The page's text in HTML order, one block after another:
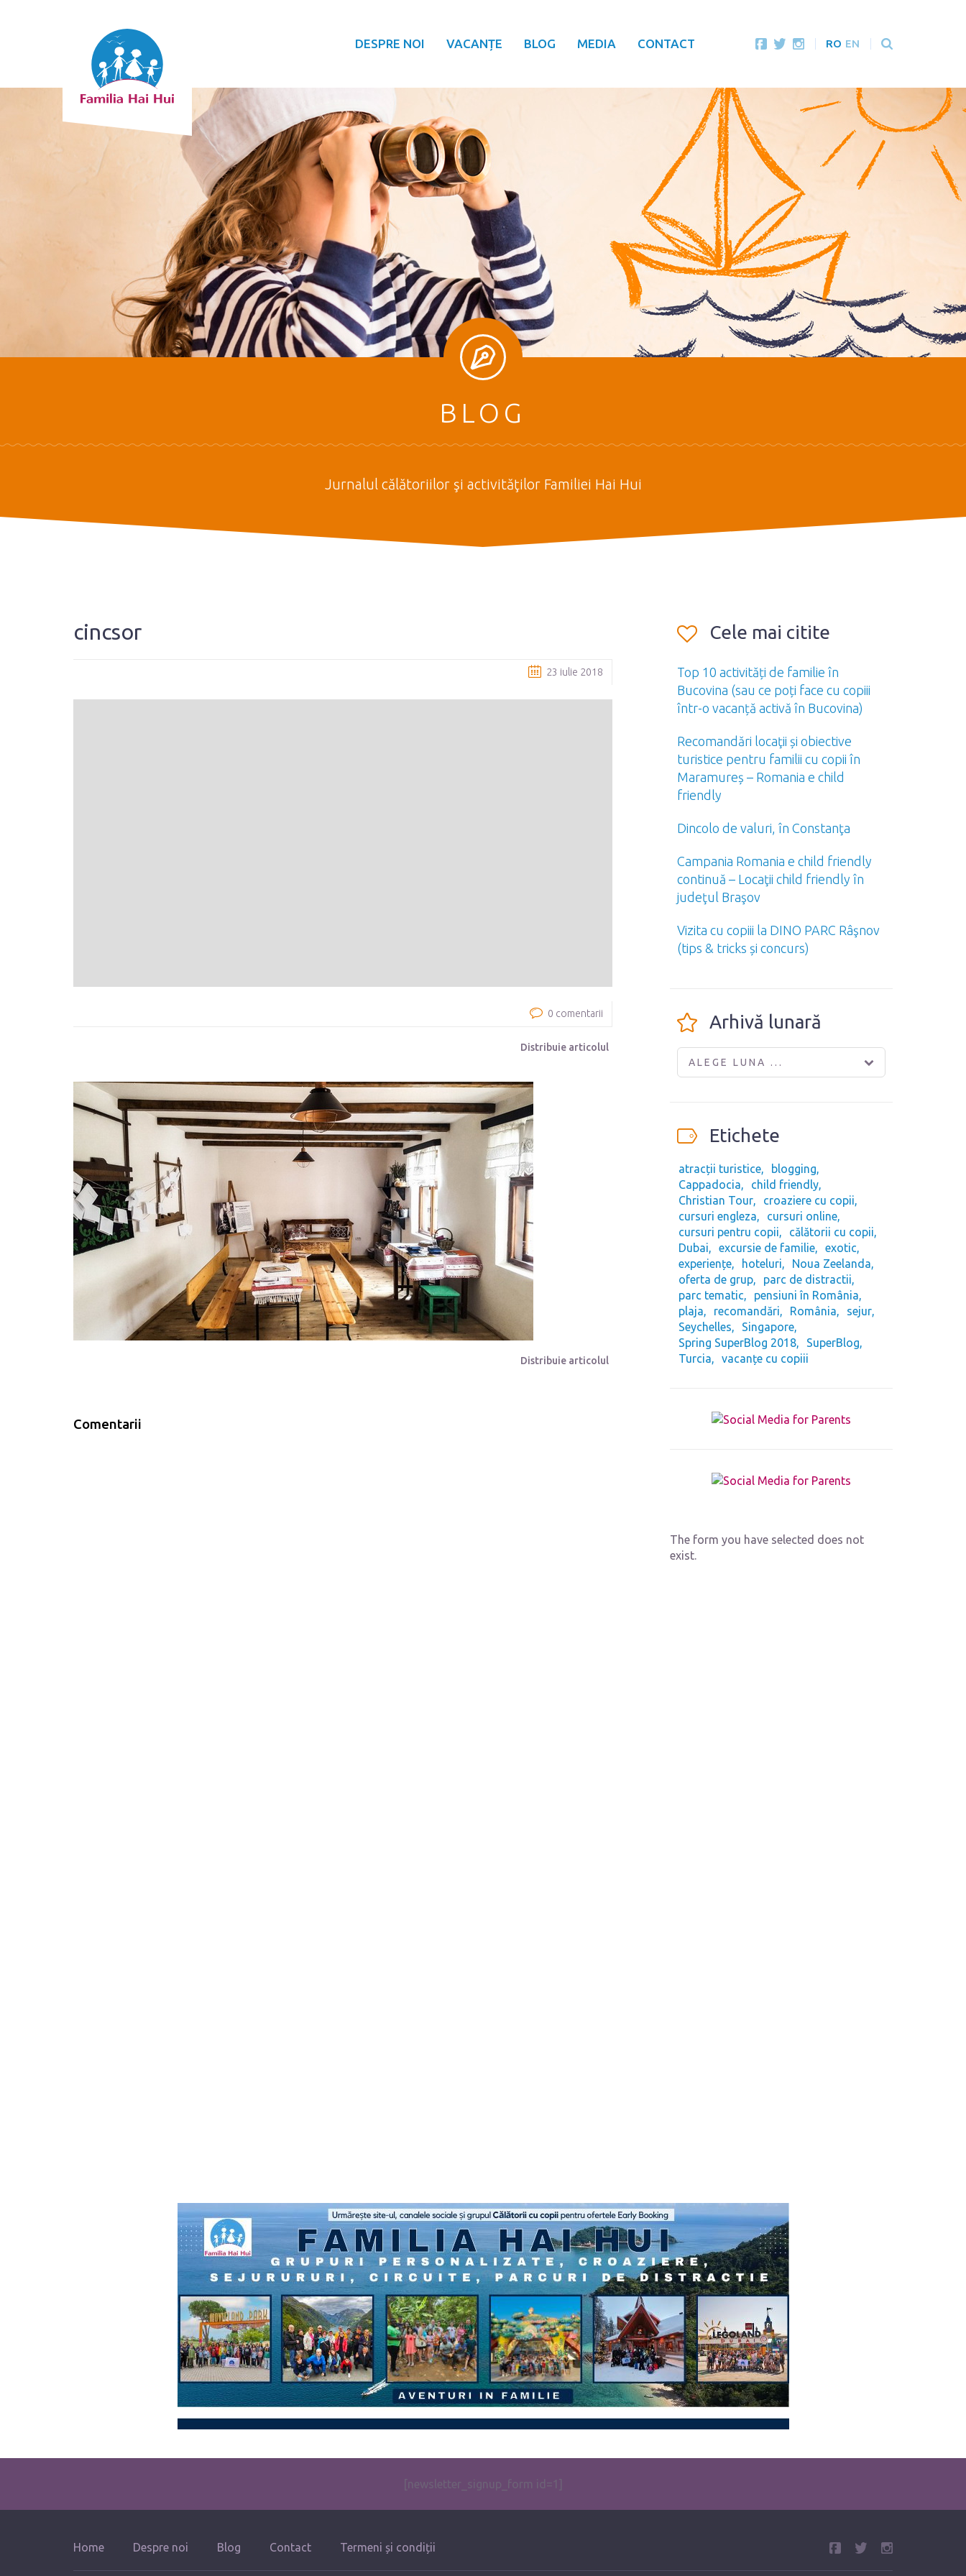
DESPRE NOI VACANȚE BLOG MEDIA CONTACT RO EN
BLOG
Jurnalul călătoriilor şi activităţilor Familiei Hai Hui
cincsor
23 iulie 2018
0 comentarii
Distribuie articolul
Distribuie articolul
Comentarii
Cele mai citite
Top 10 activități de familie în
Bucovina (sau ce poți face cu copiii
într-o vacanță activă în Bucovina)
Recomandări locaţii și obiective
turistice pentru familii cu copii în
Maramureș – Romania e child
friendly
Dincolo de valuri, în Constanţa
Campania Romania e child friendly
continuă – Locaţii child friendly în
judeţul Braşov
Vizita cu copiii la DINO PARC Râşnov
(tips & tricks și concurs)
Arhivă lunară
ALEGE LUNA ...
Etichete
atracții turistice
blogging
Cappadocia
child friendly
Christian Tour
croaziere cu copii
cursuri engleza
cursuri online
cursuri pentru copii
călătorii cu copii
Dubai
excursie de familie
exotic
experiențe
hoteluri
Noua Zeelanda
oferta de grup
parc de distractii
parc tematic
pensiuni în România
plaja
recomandări România
sejur
Seychelles
Singapore
Spring SuperBlog 2018
SuperBlog
Turcia
vacanțe cu copiii
The form you have selected does not
exist.
[newsletter_signup_form id=1]
Home Despre noi Blog Contact Termeni și condiții